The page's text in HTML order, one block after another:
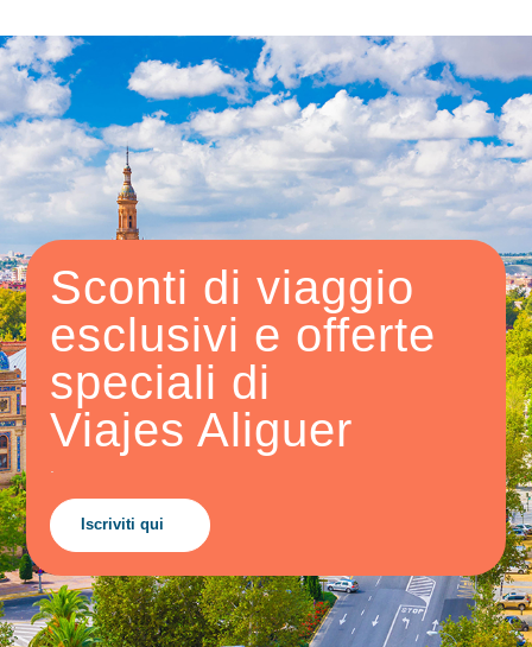
Sconti di viaggio
esclusivi e offerte
speciali di
Viajes Aliguer
.
Iscriviti qui